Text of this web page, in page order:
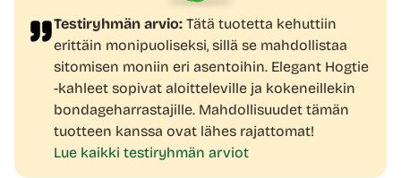
Testiryhmän arvio: Tätä tuotetta kehuttiin
erittäin monipuoliseksi, sillä se mahdollistaa
sitomisen moniin eri asentoihin. Elegant Hogtie
-kahleet sopivat aloitteleville ja kokeneillekin
bondageharrastajille. Mahdollisuudet tämän
tuotteen kanssa ovat lähes rajattomat!
Lue kaikki testiryhmän arviot